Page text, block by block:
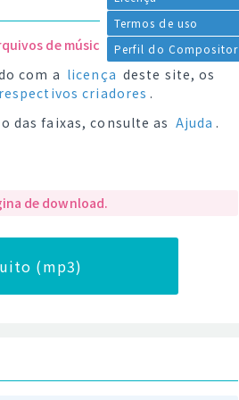
Termos de uso
Perfil do Compositor
de música.
com a licença deste site, os
criadores .
das faixas, consulte as Ajuda .
de download.
(mp3)